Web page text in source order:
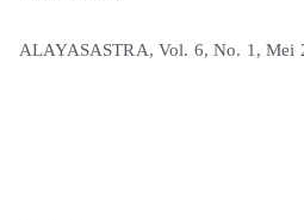
ALAYASASTRA, Vol. 6, No. 1, Mei